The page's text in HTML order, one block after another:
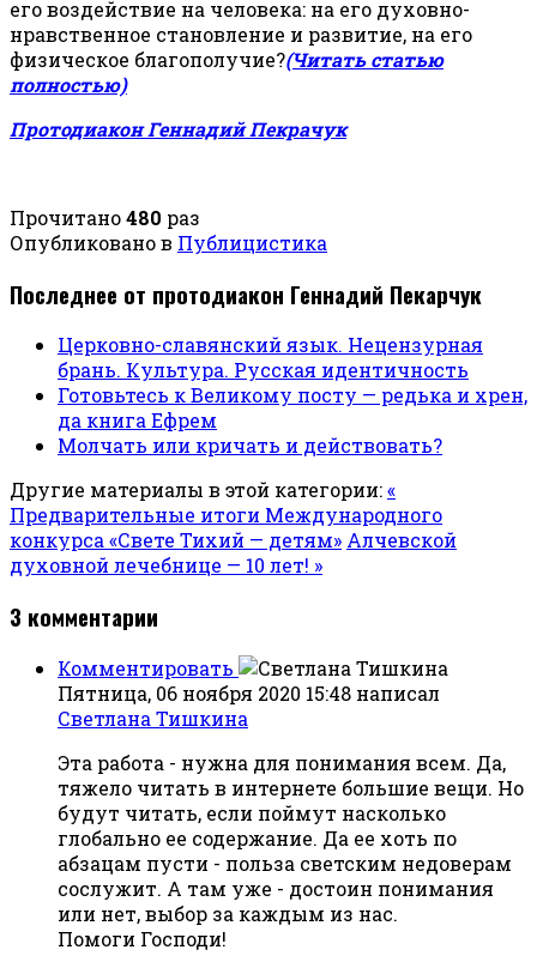
его воздействие на человека: на его духовно-
нравственное становление и развитие, на его
физическое благополучие?(Читать статью
полностью)
Протодиакон Геннадий Пекрачук
Прочитано480 раз
Опубликовано в Публицистика
Последнее от протодиакон Геннадий Пекарчук
Церковно-славянский язык. Нецензурная
брань. Культура. Русская идентичность
Готовьтесь к Великому посту — редька и хрен,
да книга Ефрем
Молчать или кричать и действовать?
Другие материалы в этой категории:«
Предварительные итоги Международного
конкурса «Свете Тихий — детям» Алчевской
духовной лечебнице — 10 лет! »
3 комментарии
Комментировать
Пятница, 06 ноября 2020 15:48 написал
Светлана Тишкина
Эта работа - нужна для понимания всем. Да,
тяжело читать в интернете большие вещи. Но
будут читать, если поймут насколько
глобально ее содержание. Да ее хоть по
абзацам пусти - польза светским недоверам
сослужит. А там уже - достоин понимания
или нет, выбор за каждым из нас.
Помоги Господи!